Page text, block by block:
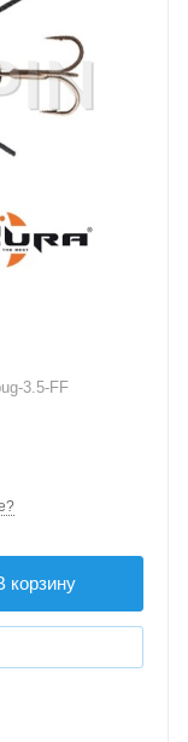
3.5-FF
корзину